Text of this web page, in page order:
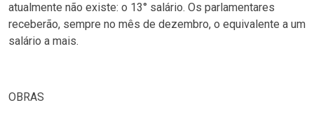
atualmente não existe: o 13° salário. Os parlamentares
receberão, sempre no mês de dezembro, o equivalente a um
salário a mais.
OBRAS